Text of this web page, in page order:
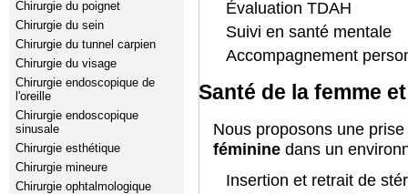
Chirurgie du poignet
Chirurgie du sein
Chirurgie du tunnel carpien
Chirurgie du visage
Chirurgie endoscopique de
l'oreille
Chirurgie endoscopique
sinusale
Chirurgie esthétique
Chirurgie mineure
Chirurgie ophtalmologique
Évaluation TDAH
Suivi en santé mentale
Accompagnement
Santé de la femme
Nous proposons une
féminine dans un
Insertion et retrait de